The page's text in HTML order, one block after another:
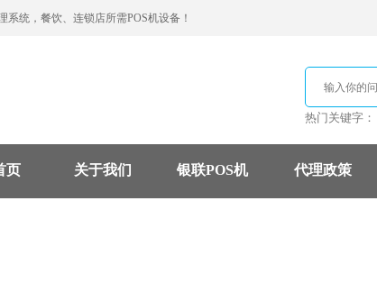
统，餐饮、连锁店所需POS机设备！
热门关键字：
页 关于我们 银联POS机 代理政策